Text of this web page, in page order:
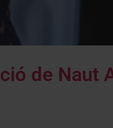
de Naut